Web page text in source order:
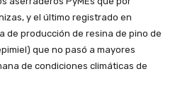
y el último registrado en
de producción de resina de pino de
que no pasó a mayores
de condiciones climáticas de